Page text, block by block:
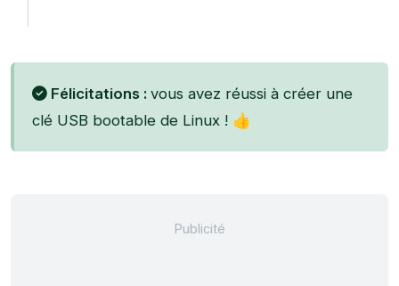
Félicitations : vous avez réussi à créer une
clé USB bootable de Linux ! 👍